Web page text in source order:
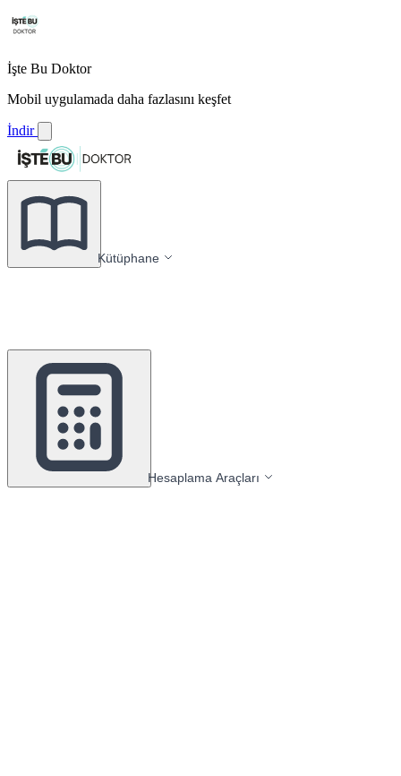
İşte Bu Doktor
Mobil uygulamada daha fazlasını keşfet
İndir
Kütüphane
Hesaplama Araçları